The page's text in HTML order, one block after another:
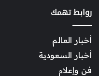
روابط تهمك
أخبار العالم
أخبار السعودية
فن وإعلام